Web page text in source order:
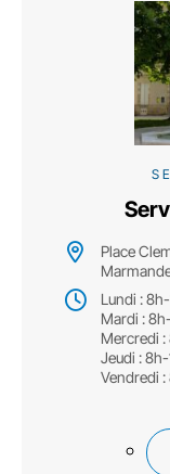
Place
Lundi :
Mardi :
Mercredi :
Jeudi :
Vendredi